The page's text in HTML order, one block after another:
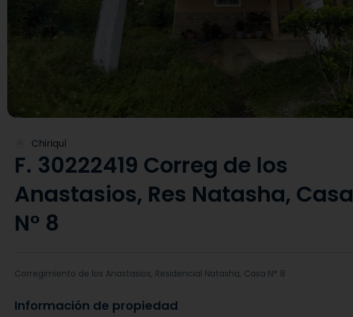
Chiriquí
F. 30222419 Correg de los
Anastasios, Res Natasha, Casa
N° 8
Corregimiento de los Anastasios, Residencial Natasha, Casa N° 8
Información de propiedad